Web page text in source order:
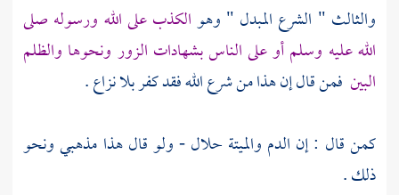
والثالث " الشرع المبدل " وهوالكذب على الله ورسوله صلى
الله عليه وسلم أو على الناس بشهادات الزور ونحوها والظلم
البين فمن قال إن هذا من شرع الله فقد كفر بلا نزاع .
كمن قال : إن الدم والميتة حلال - ولو قال هذا مذهبي ونحو
ذلك .